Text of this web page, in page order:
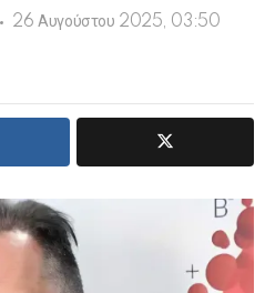
26 Αυγούστου 2025, 03:50